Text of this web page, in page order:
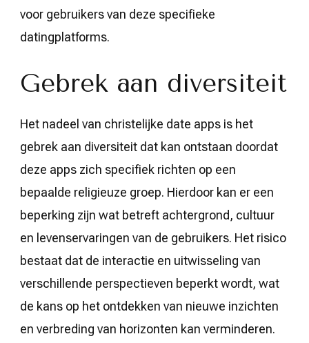
voor gebruikers van deze specifieke
datingplatforms.
Gebrek aan diversiteit
Het nadeel van christelijke date apps is het
gebrek aan diversiteit dat kan ontstaan doordat
deze apps zich specifiek richten op een
bepaalde religieuze groep. Hierdoor kan er een
beperking zijn wat betreft achtergrond, cultuur
en levenservaringen van de gebruikers. Het risico
bestaat dat de interactie en uitwisseling van
verschillende perspectieven beperkt wordt, wat
de kans op het ontdekken van nieuwe inzichten
en verbreding van horizonten kan verminderen.